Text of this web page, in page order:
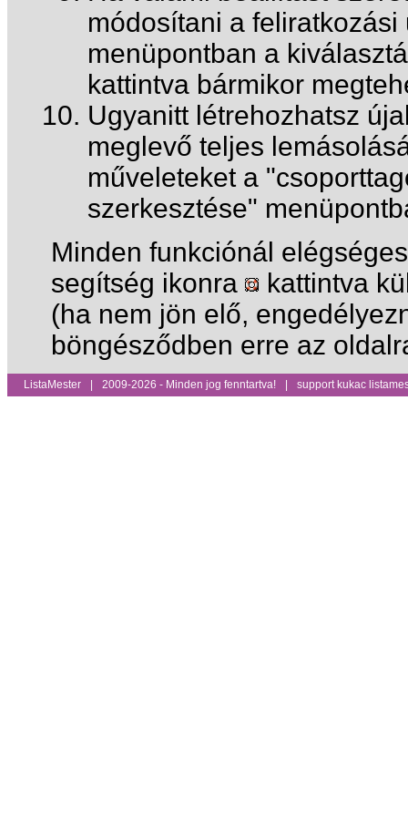
módosítani a
menüpontban a
kattintva bármikor
Ugyanitt létrehozhatsz
meglevő teljes
műveleteket a
szerkesztése"
Minden funkciónál
segítség ikonra
kattintva
(ha nem jön elő,
böngésződben erre az
ListaMester 2009-2026 - Minden jog fenntartva! support kukac